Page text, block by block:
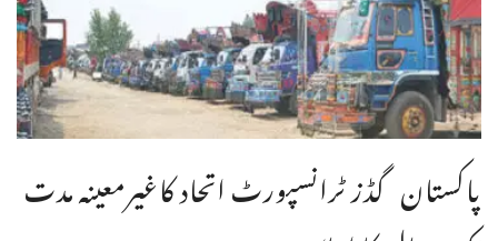
پاکستان گڈز ٹرانسپورٹ اتحاد کاغیرمعینہ مدت